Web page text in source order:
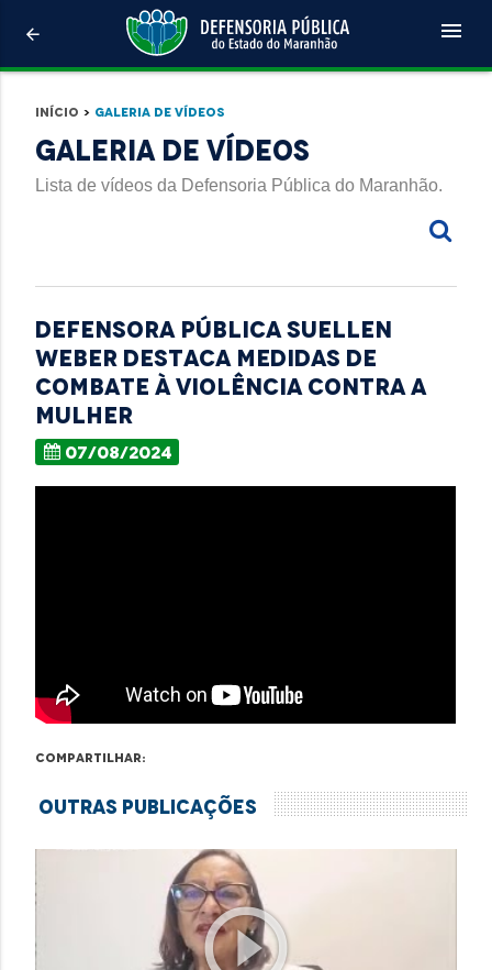
arrow_back menu
Início > Galeria de Vídeos
Galeria de Vídeos
Lista de vídeos da Defensoria Pública do Maranhão.
Defensora pública Suellen
Weber destaca medidas de
combate à violência contra a
mulher
07/08/2024
Compartilhar:
Outras Publicações
play_circle_outline